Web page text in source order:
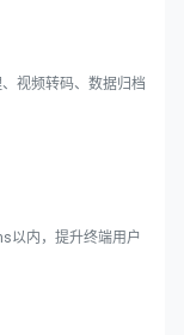
视频转码、数据归档
以内，提升终端用户